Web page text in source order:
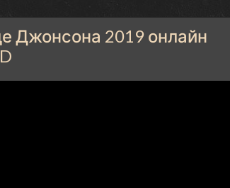
Джонсона 2019 онлайн